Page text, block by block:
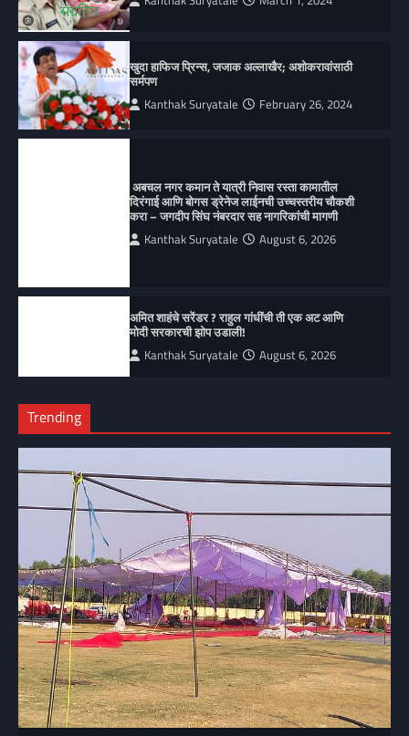
खुदा हाफिज प्रिन्स, जजाक अल्लाखैर; अशोकरावांसाठी
सर्मपण
Kanthak Suryatale February 26, 2024
अबचल नगर कमान ते यात्री निवास रस्ता कामातील
दिरंगाई आणि बोगस ड्रेनेज लाईनची उच्चस्तरीय चौकशी
करा – जगदीप सिंघ नंबरदार सह नागरिकांची मागणी
Kanthak Suryatale August 6, 2026
अमित शाहंचे सरेंडर ? राहुल गांधींची ती एक अट आणि
मोदी सरकारची झोप उडाली!
Kanthak Suryatale August 6, 2026
Trending